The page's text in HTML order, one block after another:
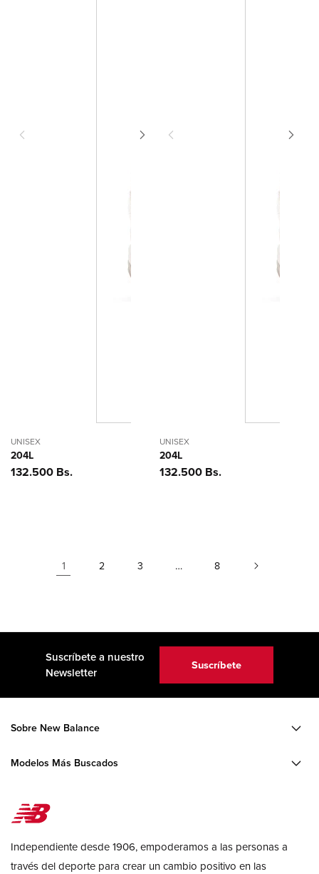
UNISEX
204L
Precio
132.500 Bs.
UNISEX
204L
Precio
132.500 Bs.
1 2 3 … 8
Suscríbete a nuestro
Newsletter
Suscríbete
Sobre New Balance
Modelos Más Buscados
Independiente desde 1906, empoderamos a las personas a
través del deporte para crear un cambio positivo en las